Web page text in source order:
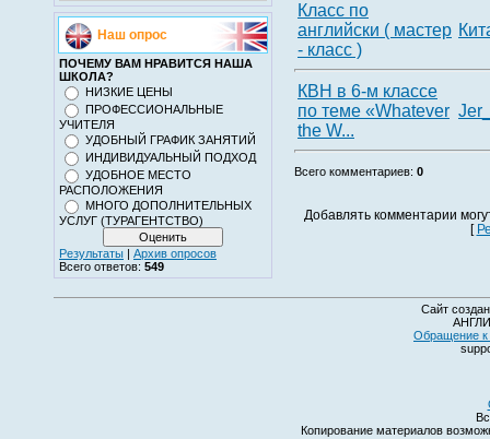
Наш опрос
ПОЧЕМУ ВАМ НРАВИТСЯ НАША
ШКОЛА?
НИЗКИЕ ЦЕНЫ
ПРОФЕССИОНАЛЬНЫЕ
УЧИТЕЛЯ
УДОБНЫЙ ГРАФИК ЗАНЯТИЙ
ИНДИВИДУАЛЬНЫЙ ПОДХОД
УДОБНОЕ МЕСТО
РАСПОЛОЖЕНИЯ
МНОГО ДОПОЛНИТЕЛЬНЫХ
УСЛУГ (ТУРАГЕНТСТВО)
Результаты | Архив опросов
Всего ответов: 549
Класс по
английски ( мастер
- класс )
КВН в 6-м классе
по теме «Whatever
the W...
Всего комментариев: 0
Добавлять комментарии
[
Сайт
Обращение к
Копирование материалов